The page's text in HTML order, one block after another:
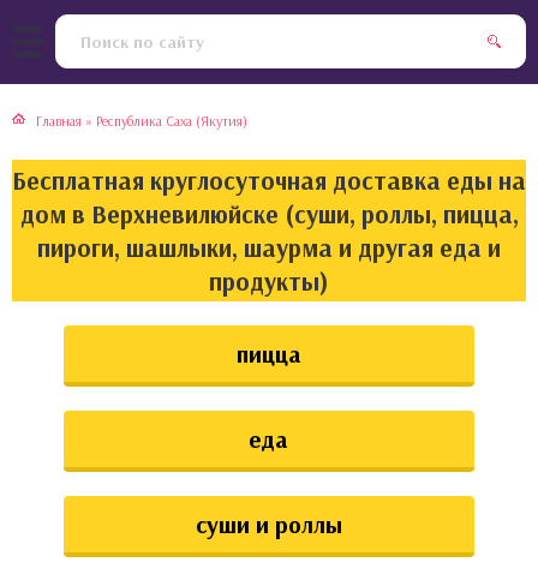
Главная » Республика Саха (Якутия)
Бесплатная круглосуточная доставка еды на
дом в Верхневилюйске (суши, роллы, пицца,
пироги, шашлыки, шаурма и другая еда и
продукты)
пицца
еда
суши и роллы
кухня
кухня
кухня
кухня
булочки